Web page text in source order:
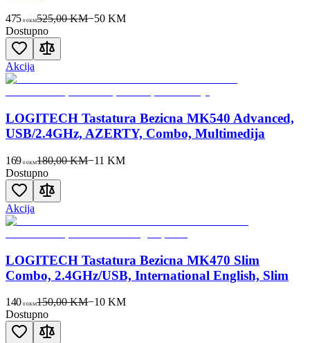
475 00KM525,00 KM−50 KM
Dostupno
Akcija
LOGITECH Tastatura Bezicna MK540 Advanced,
USB/2.4GHz, AZERTY, Combo, Multimedija
169 00KM180,00 KM−11 KM
Dostupno
Akcija
LOGITECH Tastatura Bezicna MK470 Slim
Combo, 2.4GHz/USB, International English, Slim
140 00KM150,00 KM−10 KM
Dostupno